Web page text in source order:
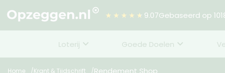
★★★★★ 9.07Gebaseerd op
Loterij Goede Doelen
Home Krant & Tijdschrift Rendement Shop